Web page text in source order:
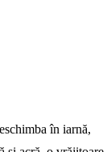
în iarnă,